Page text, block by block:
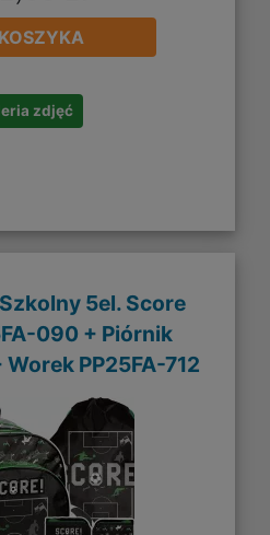
zdjęć
5el. Score
090 + Piórnik
PP25FA-712